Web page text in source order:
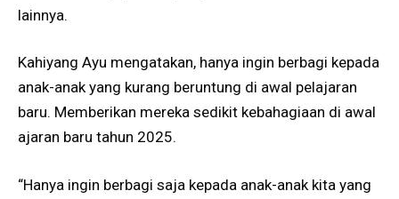
lainnya.
Kahiyang Ayu mengatakan, hanya ingin berbagi kepada
anak-anak yang kurang beruntung di awal pelajaran
baru. Memberikan mereka sedikit kebahagiaan di awal
ajaran baru tahun 2025.
“Hanya ingin berbagi saja kepada anak-anak kita yang